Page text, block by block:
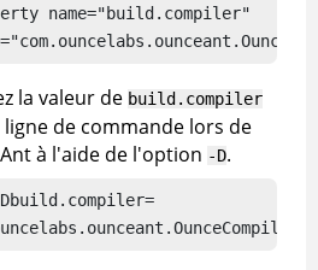
name="build.compiler"
la valeur de build.compiler
ligne de commande lors de
à l'aide de l'option -D.